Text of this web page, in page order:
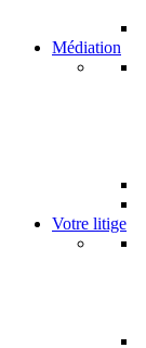
Médiation
Votre litige